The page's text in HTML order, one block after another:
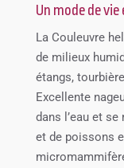
Un mode de
La Couleuvre
de milieux
étangs,
Excellente
dans l’eau et
et de poissons